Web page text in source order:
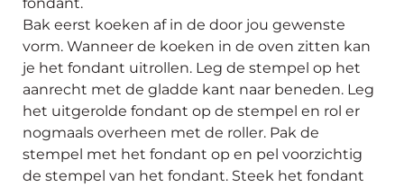
Bak eerst koeken af in de door jou gewenste
vorm. Wanneer de koeken in de oven zitten kan
je het fondant uitrollen. Leg de stempel op het
aanrecht met de gladde kant naar beneden. Leg
het uitgerolde fondant op de stempel en rol er
nogmaals overheen met de roller. Pak de
stempel met het fondant op en pel voorzichtig
de stempel van het fondant. Steek het fondant